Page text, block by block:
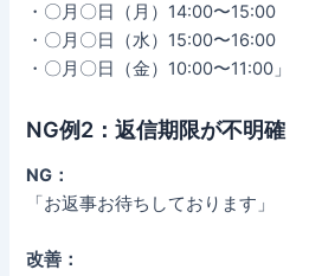
・〇月〇日（月）14:00〜15:00
・〇月〇日（水）15:00〜16:00
・〇月〇日（金）10:00〜11:00」
NG例2：返信期限が不明確
NG：
「お返事お待ちしております」
改善：